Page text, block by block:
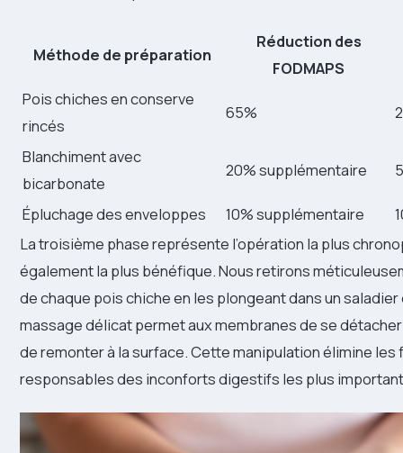
Méthode de préparation
Réduction des
FODMAPS
Pois chiches en conserve
rincés
65%
Blanchiment avec
bicarbonate
20% supplémentaire
Épluchage des enveloppes 10% supplémentaire
La troisième phase représente l’opération la plus
également la plus bénéfique. Nous retirons
de chaque pois chiche en les plongeant dans un saladier
massage délicat permet aux membranes de se
de remonter à la surface. Cette manipulation élimine
responsables des inconforts digestifs les plus